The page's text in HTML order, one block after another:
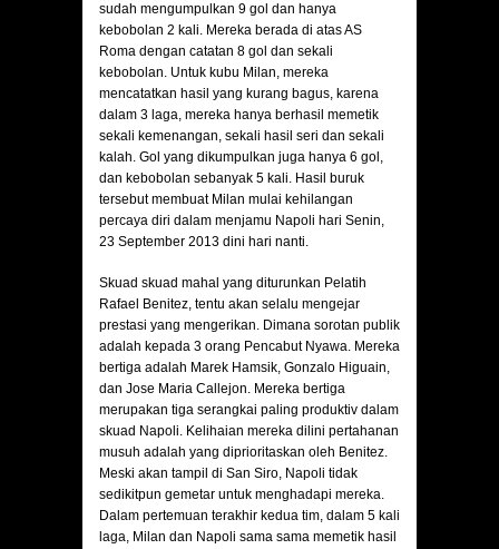
sudah mengumpulkan 9 gol dan hanya
kebobolan 2 kali. Mereka berada di atas AS
Roma dengan catatan 8 gol dan sekali
kebobolan. Untuk kubu Milan, mereka
mencatatkan hasil yang kurang bagus, karena
dalam 3 laga, mereka hanya berhasil memetik
sekali kemenangan, sekali hasil seri dan sekali
kalah. Gol yang dikumpulkan juga hanya 6 gol,
dan kebobolan sebanyak 5 kali. Hasil buruk
tersebut membuat Milan mulai kehilangan
percaya diri dalam menjamu Napoli hari Senin,
23 September 2013 dini hari nanti.
Skuad skuad mahal yang diturunkan Pelatih
Rafael Benitez, tentu akan selalu mengejar
prestasi yang mengerikan. Dimana sorotan publik
adalah kepada 3 orang Pencabut Nyawa. Mereka
bertiga adalah Marek Hamsik, Gonzalo Higuain,
dan Jose Maria Callejon. Mereka bertiga
merupakan tiga serangkai paling produktiv dalam
skuad Napoli. Kelihaian mereka dilini pertahanan
musuh adalah yang diprioritaskan oleh Benitez.
Meski akan tampil di San Siro, Napoli tidak
sedikitpun gemetar untuk menghadapi mereka.
Dalam pertemuan terakhir kedua tim, dalam 5 kali
laga, Milan dan Napoli sama sama memetik hasil